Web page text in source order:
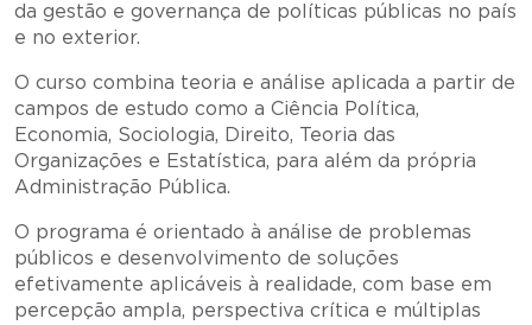
da gestão e governança de políticas públicas no país
e no exterior.
O curso combina teoria e análise aplicada a partir de
campos de estudo como a Ciência Política,
Economia, Sociologia, Direito, Teoria das
Organizações e Estatística, para além da própria
Administração Pública.
O programa é orientado à análise de problemas
públicos e desenvolvimento de soluções
efetivamente aplicáveis à realidade, com base em
percepção ampla, perspectiva crítica e múltiplas